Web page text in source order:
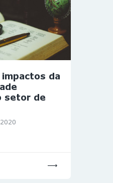
impactos da
setor de